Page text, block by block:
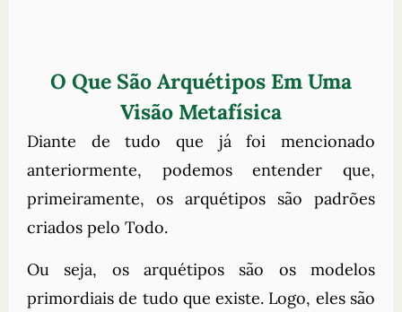
O Que São Arquétipos Em Uma
Visão Metafísica
Diante de tudo que já foi mencionado
anteriormente, podemos entender que,
primeiramente, os arquétipos são padrões
criados pelo Todo.
Ou seja, os arquétipos são os modelos
primordiais de tudo que existe. Logo, eles são